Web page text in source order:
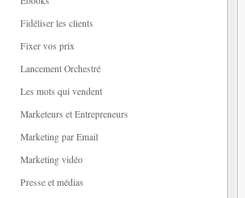
Fidéliser les clients
Fixer vos prix
Lancement Orchestré
Les mots qui vendent
Marketeurs et Entrepreneurs
Marketing par Email
Marketing vidéo
Presse et médias